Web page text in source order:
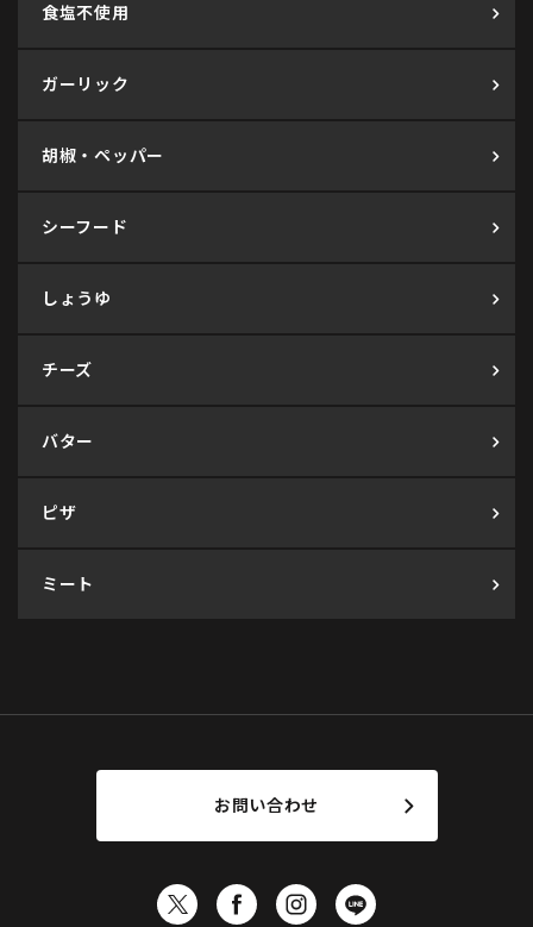
食塩不使用
ガーリック
胡椒・ペッパー
シーフード
しょうゆ
チーズ
バター
ピザ
ミート
お問い合わせ